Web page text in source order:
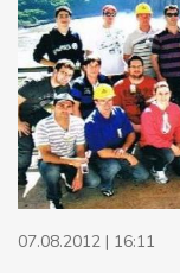
07.08.2012 | 16:11